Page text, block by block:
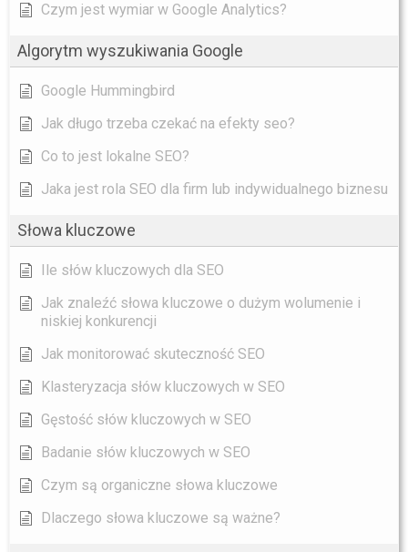
Czym jest wymiar w Google Analytics?
Algorytm wyszukiwania Google
Google Hummingbird
Jak długo trzeba czekać na efekty seo?
Co to jest lokalne SEO?
Jaka jest rola SEO dla firm lub indywidualnego biznesu
Słowa kluczowe
Ile słów kluczowych dla SEO
Jak znaleźć słowa kluczowe o dużym wolumenie i
niskiej konkurencji
Jak monitorować skuteczność SEO
Klasteryzacja słów kluczowych w SEO
Gęstość słów kluczowych w SEO
Badanie słów kluczowych w SEO
Czym są organiczne słowa kluczowe
Dlaczego słowa kluczowe są ważne?